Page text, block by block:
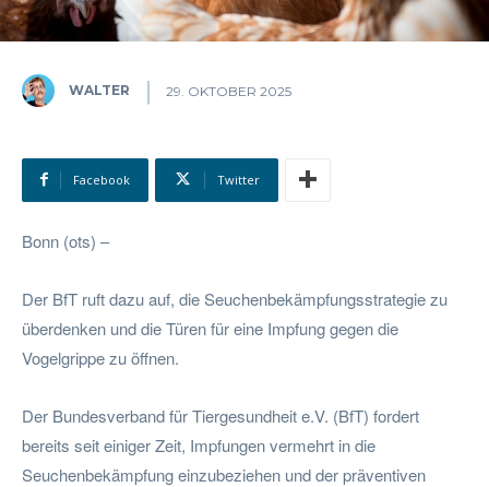
WALTER 29. OKTOBER 2025
Facebook Twitter
Bonn (ots) –
Der BfT ruft dazu auf, die Seuchenbekämpfungsstrategie zu
überdenken und die Türen für eine Impfung gegen die
Vogelgrippe zu öffnen.
Der Bundesverband für Tiergesundheit e.V. (BfT) fordert
bereits seit einiger Zeit, Impfungen vermehrt in die
Seuchenbekämpfung einzubeziehen und der präventiven